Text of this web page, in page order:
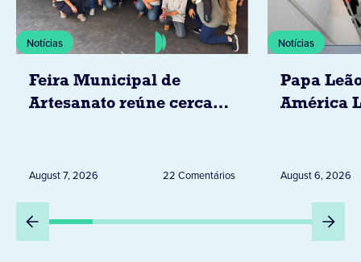
Notícias
Feira Municipal de
Artesanato reúne cerca
August 7, 2026 22 Comentários
Notícias
Papa
América
Peru
August 6, 2026